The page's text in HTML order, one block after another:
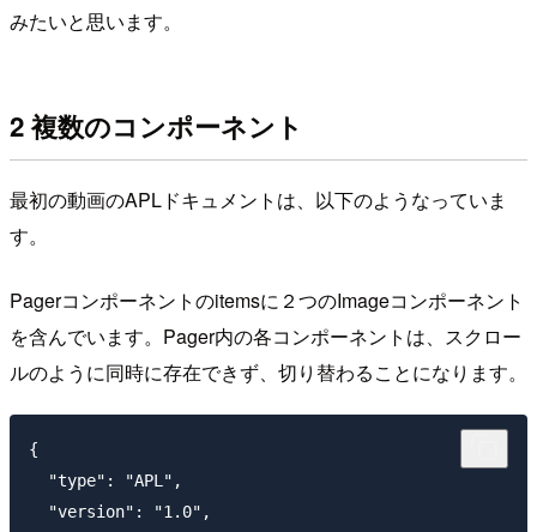
みたいと思います。
2 複数のコンポーネント
最初の動画のAPLドキュメントは、以下のようなっていま
す。
Pagerコンポーネントのitemsに２つのImageコンポーネント
を含んでいます。Pager内の各コンポーネントは、スクロー
ルのように同時に存在できず、切り替わることになります。
{
  "type": "APL",
  "version": "1.0",